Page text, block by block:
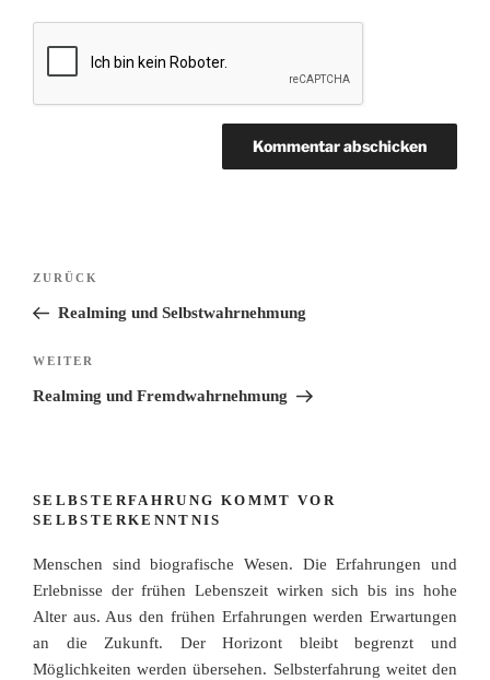
Beitragsnavigation
Vorheriger
Beitrag
ZURÜCK
Realming und Selbstwahrnehmung
Nächster
Beitrag
WEITER
Realming und Fremdwahrnehmung
SELBSTERFAHRUNG KOMMT VOR
SELBSTERKENNTNIS
Menschen sind biografische Wesen. Die Erfahrungen und
Erlebnisse der frühen Lebenszeit wirken sich bis ins hohe
Alter aus. Aus den frühen Erfahrungen werden Erwartungen
an die Zukunft. Der Horizont bleibt begrenzt und
Möglichkeiten werden übersehen. Selbsterfahrung weitet den